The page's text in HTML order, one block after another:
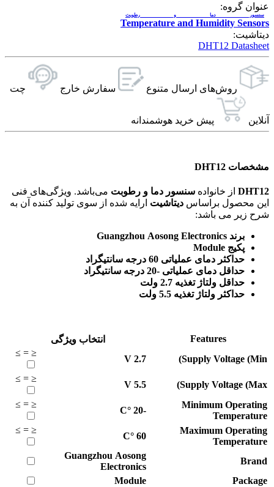
عنوان گروه:
Temperature and Humidity Sensors
سنسور دما و رطوبت
دیتاشیت:
DHT12 Datasheet
روش‌های ارسال‌ متنوع سفارش خارج چت
آنلاین پیش خرید هوشمندانه
مشخصات DHT12
DHT12 از خانواده سنسور دما و رطوبت می‌باشد. ویژگی‌های فنی
این محصول براساس دیتاشیت ارایه شده از سوی تولید کننده آن به
شرح زیر می باشد:
برند Guangzhou Aosong Electronics
پکیج Module
حداکثر دمای عملیاتی 60 درجه سانتیگراد
حداقل دمای عملیاتی -20 درجه سانتیگراد
حداقل ولتاژ تغذیه 2.7 ولت
حداکثر ولتاژ تغذیه 5.5 ولت
Features
انتخاب ویژگی
Supply Voltage (Min)
2.7
V
≤
=
≥
Supply Voltage (Max)
5.5
V
≤
=
≥
Minimum Operating
Temperature
-20
°C
≤
=
≥
Maximum Operating
Temperature
60
°C
≤
=
≥
Brand
Guangzhou Aosong
Electronics
Package
Module